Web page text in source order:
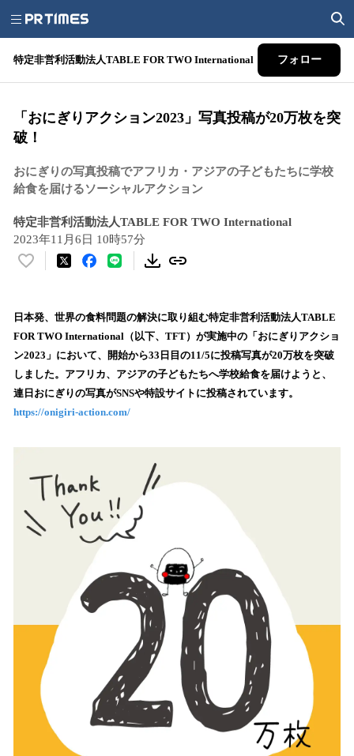
特定非営利活動法人TABLE FOR TWO International フォロー
「おにぎりアクション2023」写真投稿が20万枚を突
破！
おにぎりの写真投稿でアフリカ・アジアの子どもたちに学校
給食を届けるソーシャルアクション
特定非営利活動法人TABLE FOR TWO International
2023年11月6日 10時57分
い
！
数
を
読
込
み
で
日本発、世界の食料問題の解決に取り組む特定非営利活動法人TABLE
FOR TWO International（以下、TFT）が実施中の「おにぎりアクショ
ン2023」において、開始から33日目の11/5に投稿写真が20万枚を突破
しました。アフリカ、アジアの子どもたちへ学校給食を届けようと、
連日おにぎりの写真がSNSや特設サイトに投稿されています。
https://onigiri-action.com/